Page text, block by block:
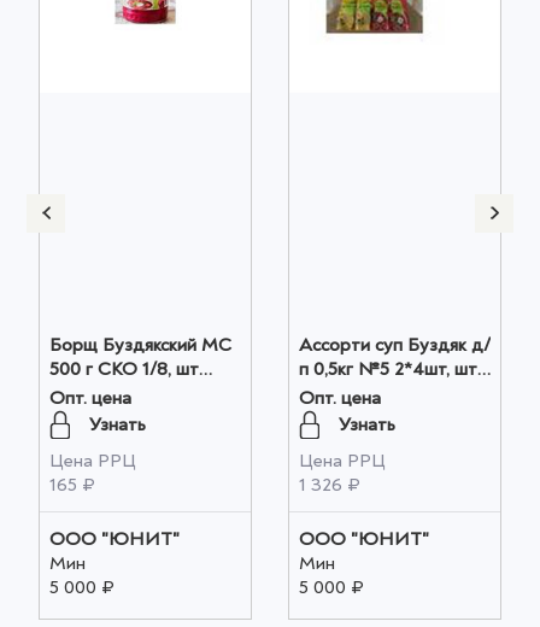
Борщ Буздякский МС
500 г СКО 1/8, шт
оптом
Опт. цена
Узнать
Цена РРЦ
165 ₽
ООО "ЮНИТ"
Мин
5 000 ₽
Ассорти суп Буздяк д/
п 0,5кг №5 2*4шт, шт
оптом
Опт. цена
Узнать
Цена РРЦ
1 326 ₽
ООО "ЮНИТ"
Мин
5 000 ₽